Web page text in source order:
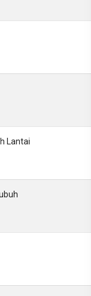
Lantai